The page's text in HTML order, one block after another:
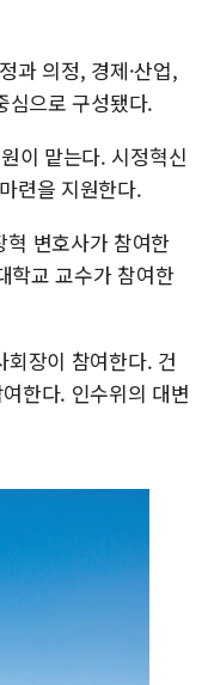
과 의정, 경제·산업,
심으로 구성됐다.
이 맡는다. 시정혁신
련을 지원한다.
변호사가 참여한
학교 교수가 참여한
장이 참여한다. 건
한다. 인수위의 대변